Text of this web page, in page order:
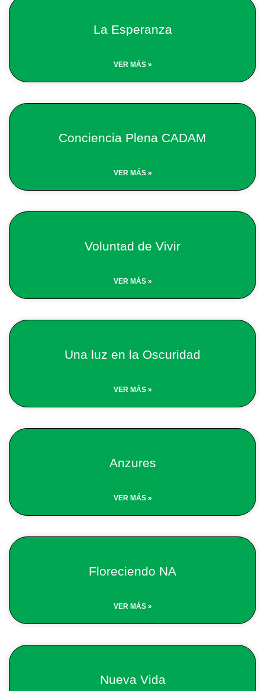
La Esperanza
VER MÁS »
Conciencia Plena CADAM
VER MÁS »
Voluntad de Vivir
VER MÁS »
Una luz en la Oscuridad
VER MÁS »
Anzures
VER MÁS »
Floreciendo NA
VER MÁS »
Nueva Vida